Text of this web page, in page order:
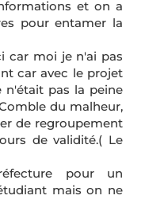
et on a
pour entamer la
car moi je n'ai pas
car avec le projet
pas la peine
du malheur,
de regroupement
de validité.( Le
pour un
mais on ne